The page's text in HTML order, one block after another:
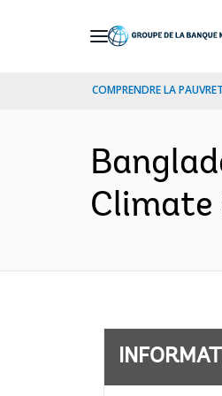
COMPRENDRE LA
Climate